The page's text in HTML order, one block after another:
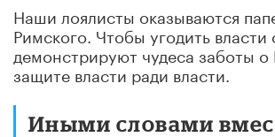
Наши лоялисты оказываются
Римского. Чтобы угодить власти
демонстрируют чудеса заботы
защите власти ради власти.
Иными словами